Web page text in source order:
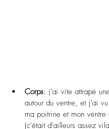
Corps: j'ai vite attrapé
autour du ventre, et j'ai
ma poitrine et mon ventre
(c'était d'ailleurs assez